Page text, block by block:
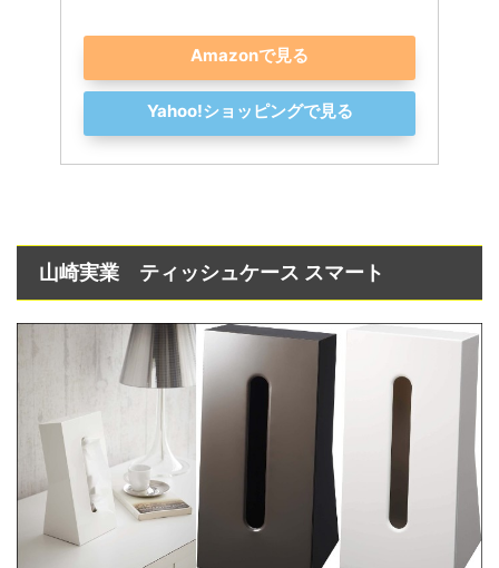
Amazonで見る
Yahoo!ショッピングで見る
山崎実業 ティッシュケース スマート